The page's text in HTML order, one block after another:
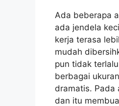
Ada beberapa
ada jendela
kerja terasa
mudah
pun tidak
berbagai
dramatis. Pada
dan itu